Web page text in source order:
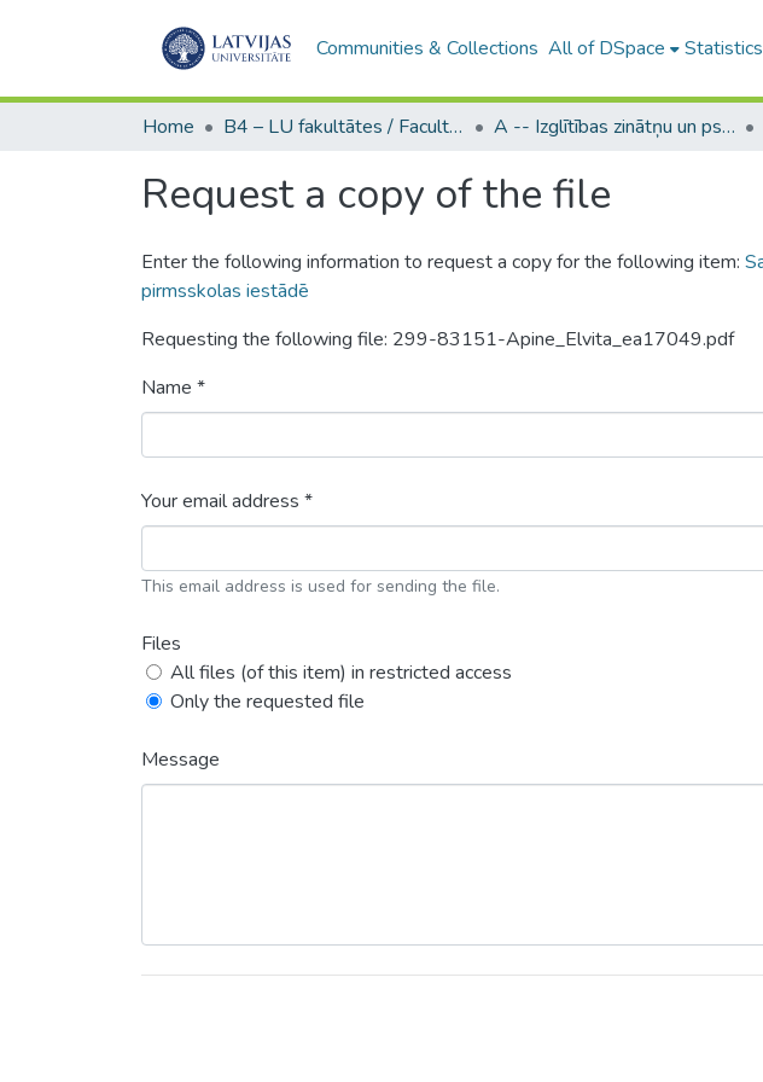
Communities & Collections All of DSpace Statistics
Home B4 – LU fakultātes / Faculties of the UL A -- Izglītības zinātņu un psiholoģijas fakultāte / Faculty of Education Sciences and Psychology
Request a copy of the file
Enter the following information to request a copy for the following item:
pirmsskolas iestādē
Requesting the following file: 299-83151-Apine_Elvita_ea17049.pdf
Name *
Your email address *
This email address is used for sending the file.
Files
All files (of this item) in restricted access
Only the requested file
Message